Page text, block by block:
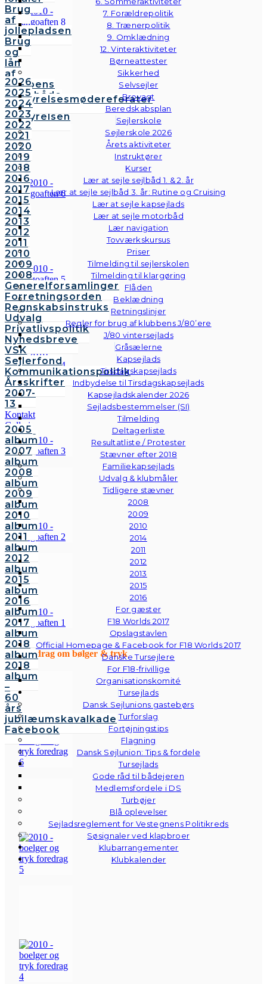
7. Forældrepolitik
8. Trænerpolitik
9. Omklædning
12. Vinteraktiviteter
Børneattester
Sikkerhed
Selvsejler
Brovagt
Beredskabsplan
Sejlerskole
Sejlerskole 2026
Årets aktiviteter
Instruktører
Kurser
Lær at sejle sejlbåd 1. & 2. år
Lær at sejle sejlbåd 3. år: Rutine og Cruising
Lær at sejle kapsejlads
Lær at sejle motorbåd
Lær navigation
Tovværkskursus
Priser
Tilmelding til sejlerskolen
Tilmelding til klargøring
Flåden
Beklædning
Retningslinjer
Regler for brug af klubbens J/80’ere
J/80 vintersejlads
Gråsælerne
Kapsejlads
Tirsdagskapsejlads
Indbydelse til Tirsdagskapsejlads
Kapsejladskalender 2026
Sejladsbestemmelser (SI)
Tilmelding
Deltagerliste
Resultatliste / Protester
Stævner efter 2018
Familiekapsejlads
Udvalg & klubmåler
Tidligere stævner
2008
2009
2010
2014
2011
2012
2013
2015
2016
For gæster
F18 Worlds 2017
Opslagstavlen
Official Homepage & Facebook for F18 Worlds 2017
Danske Tursejlere
For F18-frivillige
Organisationskomité
Tursejlads
Dansk Sejlunions gastebørs
Turforslag
Fortøjningstips
Flagning
Dansk Sejlunion: Tips & fordele
Tursejlads
Gode råd til bådejeren
Medlemsfordele i DS
Turbøjer
Blå oplevelser
Sejladsreglement for Vestegnens Politikreds
Søsignaler ved klapbroer
Klubarrangementer
Klubkalender
Brug
af
jollepladsen
Brug
og
lån
af
klubbens
følgebåde
Vedtægter
Bestyrelsen
Bestyrelsesmødereferater
2026
2025
2024
2023
2022
2021
2020
2019
2018
2016
2017
2015
2014
2013
2012
2011
2010
2009
2008
Generelforsamlinger
Forretningsorden
Regnskabsinstruks
Udvalg
Privatlivspolitik
Nyhedsbreve
VSK
Sejlerfond
Kommunikationspolitik
Årsskrifter
2007-
13
Kontakt
Galleri
Andre
fotos
2005
album
2007
album
2008
album
2009
album
2010
album
2011
album
2012
album
2015
album
2016
album
2017
album
2018
album
2018
album
–
60
års
jubilæumskavalkade
Facebook
Foredrag om bølger & tryk